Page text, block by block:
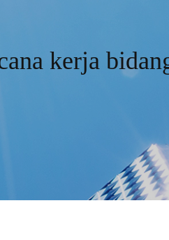
kerja